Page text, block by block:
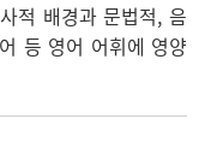
적 배경과 문법적, 음
등 영어 어휘에 영양